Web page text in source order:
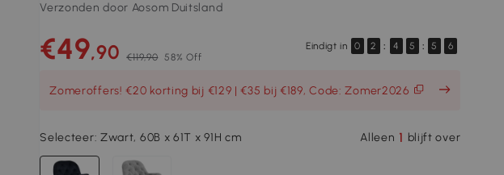
Verzonden door Aosom Duitsland
€49,90 €119,90 58% Off
Eindigt in 0 2 : 4 5 : 5 5
Zomeroffers! €20 korting bij €129 | €35 bij €189, Code: Zomer2026
Selecteer: Zwart, 60B x 61T x 91H cm Alleen 1 blijft over